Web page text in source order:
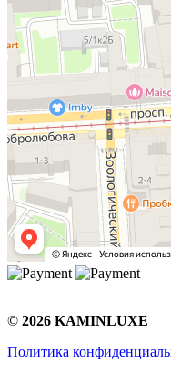
© 2026 KAMINLUXE
Политика